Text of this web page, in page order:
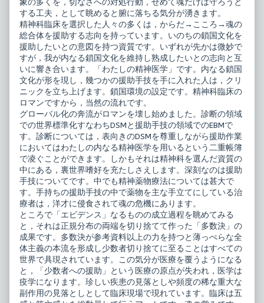
神
疾
患
へ
の
対
応
[3]
統
合
失
調
気
分
害
published
on
ク
で
の
主
要
な
精
神
疾
患
へ
の
対
応
[3]
統
合
失
調
症，
気
分
障
害,
象の多くを，切なさへの対処行動，せめて魂だけは守ろうと
する工夫，として眺めると腑に落ちる気分が湧きます。
精神科臨床を選択した人々の多くは，からだ→こころ→魂の
総合体を援助する志向を持っています。いのちの鎖国文化を
援助したいとの意図を持つ資質です。いずれが先かは微妙で
すが，我が内なる鎖国文化を維持し熟成したいとの志向と互
いに響き合います。「わたしの精神医学」です。内なる鎖国
文化が形を現し，幾つかの援助手技を手に入れた人は，クリ
ニックを立ち上げます。鎖国環境の設定です。精神科臨床の
ロマンですから，当然の流れです。
グローバル化の奔流がロマンを壊し始めました。診断の領域
での世界標準化すなわちDSMと援助手技の領域でのEBMで
す。診断については，表向きのDSMを尊重しながら援助作業
においてはわたしの内なる精神医学を用いるという二重帳簿
で凌ぐことができます。しかもそれは精神科を選んだ資質の
中にある，裏世界嗜好を充たしさえします。深刻なのは援助
手技についてです。中でも精神薬物療法については甚大で
す。手持ちの援助手技の中で薬物を主な手立てにしている治
療者は，洋才に侵食されて魂の危機にあります。
ところで「エビデンス」なるものの成立過程を眺めてみる
と，それは正規分布の両端を切り捨てて作った「多数決」の
成果です。多数決が参考資料以上の力を持つと薄っぺらな全
体主義の本流を形成し少数者切り捨てに至ることはすべての
世界で具現されています。この気分が医療を覆うようになる
と，「少数者への援助」という医療の原点が失われ，医学は
疫学になります。珍しい疾患の見落としや頻度の稀な重大な
副作用の見落としとして臨床現場で現れています。臨床は五